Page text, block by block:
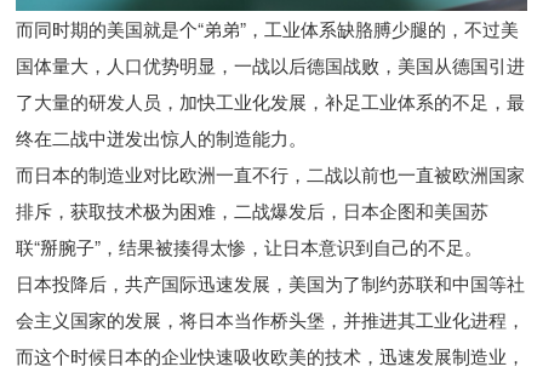
而同时期的美国就是个“弟弟”，工业体系缺胳膊少腿的，不过美
国体量大，人口优势明显，一战以后德国战败，美国从德国引进
了大量的研发人员，加快工业化发展，补足工业体系的不足，最
终在二战中迸发出惊人的制造能力。
而日本的制造业对比欧洲一直不行，二战以前也一直被欧洲国家
排斥，获取技术极为困难，二战爆发后，日本企图和美国苏
联“掰腕子”，结果被揍得太惨，让日本意识到自己的不足。
日本投降后，共产国际迅速发展，美国为了制约苏联和中国等社
会主义国家的发展，将日本当作桥头堡，并推进其工业化进程，
而这个时候日本的企业快速吸收欧美的技术，迅速发展制造业，